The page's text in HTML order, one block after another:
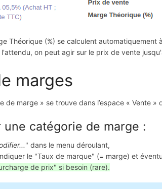
Théorique (%) se calculent
on peut agir sur le prix de vente
marges
de marge » se trouve dans l’espace « Vente
catégorie de marge :
" dans le menu déroulant,
le "Taux de marque" (= marge) et
de prix" si besoin (rare).